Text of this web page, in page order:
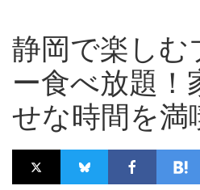
静岡で楽しむ
ー食べ放題！
せな時間を満